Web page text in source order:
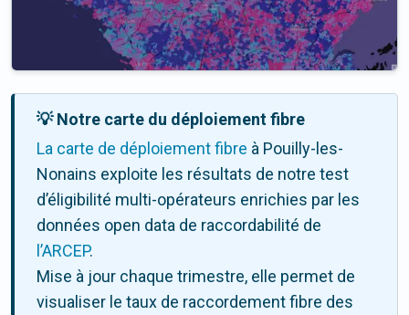
💡 Notre carte du déploiement fibre
La carte de déploiement fibre à Pouilly-les-
Nonains exploite les résultats de notre test
d’éligibilité multi-opérateurs enrichies par les
données open data de raccordabilité de
l’ARCEP.
Mise à jour chaque trimestre, elle permet de
visualiser le taux de raccordement fibre des